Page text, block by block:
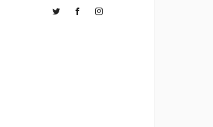
TwitterFacebook